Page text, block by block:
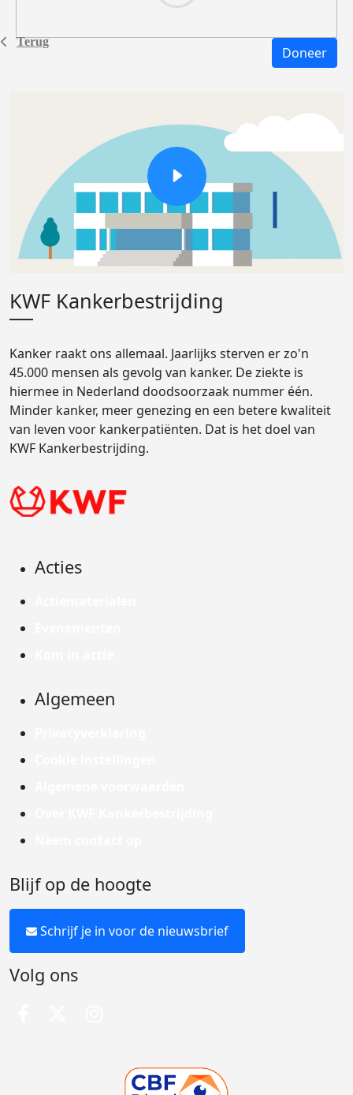
Terug
Doneer
KWF Kankerbestrijding
Kanker raakt ons allemaal. Jaarlijks sterven er zo'n
45.000 mensen als gevolg van kanker. De ziekte is
hiermee in Nederland doodsoorzaak nummer één.
Minder kanker, meer genezing en een betere kwaliteit
van leven voor kankerpatiënten. Dat is het doel van
KWF Kankerbestrijding.
Acties
Algemeen
Blijf op de hoogte
Schrijf je in voor de nieuwsbrief
Volg ons